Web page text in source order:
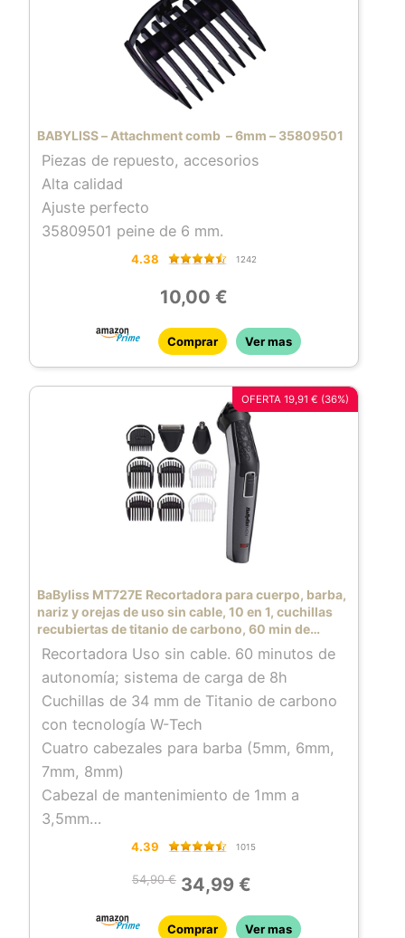
BABYLISS – Attachment comb – 6mm – 35809501
Piezas de repuesto, accesorios
Alta calidad
Ajuste perfecto
35809501 peine de 6 mm.
4.38 1242
10,00 €
Comprar Ver mas
OFERTA 19,91 € (36%)
BaByliss MT727E Recortadora para cuerpo, barba,
nariz y orejas de uso sin cable, 10 en 1, cuchillas
recubiertas de titanio de carbono, 60 min de
autonomía, color negro y gris
Recortadora Uso sin cable. 60 minutos de
autonomía; sistema de carga de 8h
Cuchillas de 34 mm de Titanio de carbono
con tecnología W-Tech
Cuatro cabezales para barba (5mm, 6mm,
7mm, 8mm)
Cabezal de mantenimiento de 1mm a
3,5mm
Dos cabezales para cuerpo (3mm, 4mm);
4.39 1015
54,90 € 34,99 €
Comprar Ver mas